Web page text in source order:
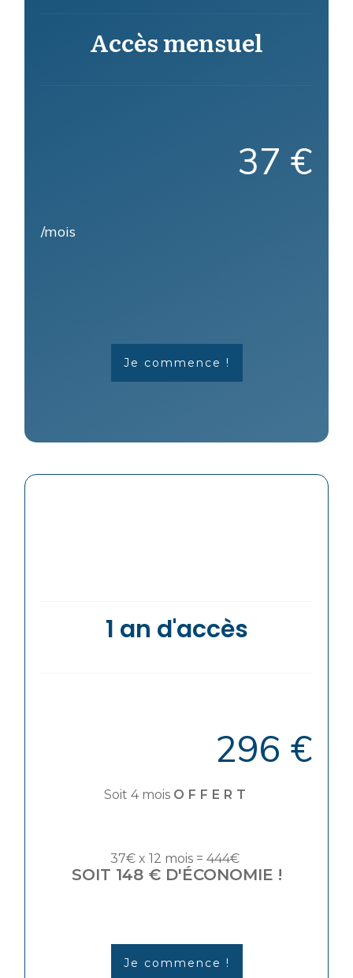
Accès mensuel
37 €
/mois
Je commence !
1 an d'accès
296 €
Soit 4 mois OFFERT
37€ x 12 mois = 444€
SOIT 148 € D'ÉCONOMIE !
Je commence !